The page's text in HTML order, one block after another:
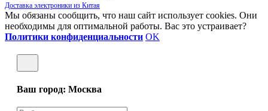
Доставка электроники из Китая
Мы обязаны сообщить, что наш сайт использует cookies. Они
необходимы для оптимальной работы. Вас это устраивает?
Политики конфиденциальности OK
Ваш город: Москва